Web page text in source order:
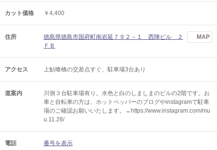
カット価格 ￥4,400
住所
徳島県徳島市国府町南岩延７９２－１ 西陣ビル ２
ＦＢ
MAP
アクセス 上鮎喰橋の交差点すぐ、駐車場3台あり
道案内
川側３台駐車場有り。水色と白のしましまのビルの2階です。お
車と自転車の方は、ホットペッパーのブログやinstagramで駐車
場のご確認お願いいたします。→https://www.instagram.com/mu
u.11.28/
電話 番号を表示